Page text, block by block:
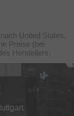
United States,
Preise (bei
Herstellers.